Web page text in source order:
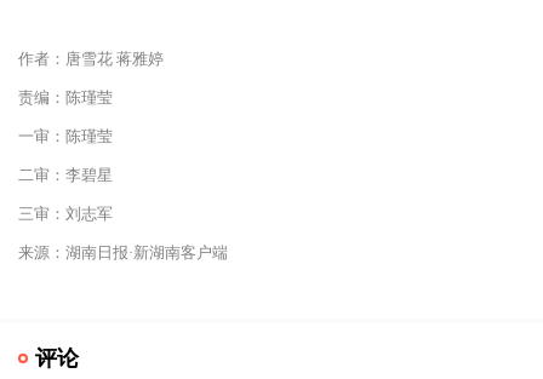
作者：唐雪花 蒋雅婷
责编：陈瑾莹
一审：陈瑾莹
二审：李碧星
三审：刘志军
来源：湖南日报·新湖南客户端
评论